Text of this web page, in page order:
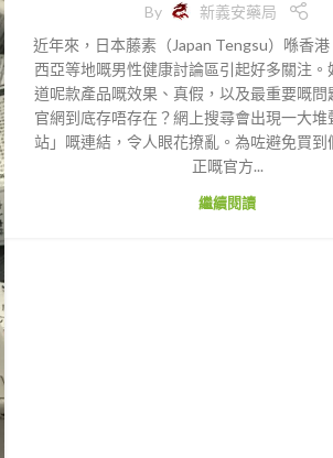
By
新義安藥局
近年來，日本藤素（Japan Tengsu）喺香
西亞等地嘅男性健康討論區引起好多關注。
道呢款產品嘅效果、真假，以及最重要嘅問
官網到底存唔存在？網上搜尋會出現一大堆
站」嘅連結，令人眼花撩亂。為咗避免買到
正嘅官方...
繼續閱讀